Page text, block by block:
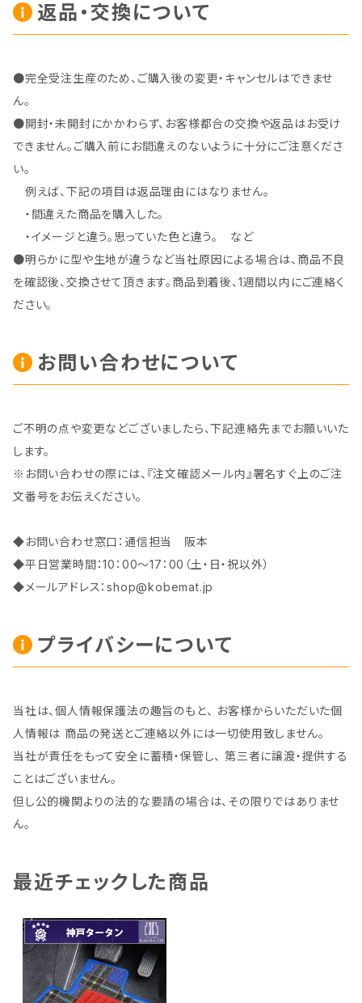
返品・交換について
●完全受注生産のため、ご購入後の変更・キャンセルはできませ
ん。
●開封・未開封にかかわらず、お客様都合の交換や返品はお受け
できません。ご購入前にお間違えのないように十分にご注意くださ
い。
例えば、下記の項目は返品理由にはなりません。
・間違えた商品を購入した。
・イメージと違う。思っていた色と違う。 など
●明らかに型や生地が違うなど当社原因による場合は、商品不良
を確認後、交換させて頂きます。商品到着後、1週間以内にご連絡く
ださい。
お問い合わせについて
ご不明の点や変更などございましたら、下記連絡先までお願いいた
します。
※お問い合わせの際には、『注文確認メール内』署名すぐ上のご注
文番号をお伝えください。
◆お問い合わせ窓口：通信担当 阪本
◆平日営業時間：10：00～17：00（土・日・祝以外）
◆メールアドレス：shop@kobemat.jp
プライバシーについて
当社は、個人情報保護法の趣旨のもと、 お客様からいただいた個
人情報は 商品の発送とご連絡以外には一切使用致しません。
当社が責任をもって安全に蓄積・保管し、 第三者に譲渡・提供する
ことはございません。
但し公的機関よりの法的な要請の場合は、その限りではありませ
ん。
最近チェックした商品